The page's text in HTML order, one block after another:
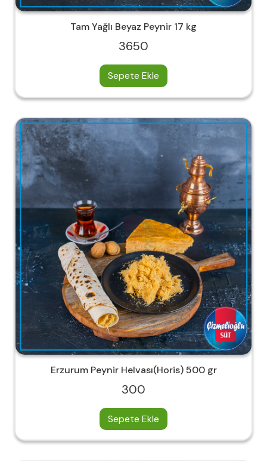
Tam Yağlı Beyaz Peynir 17 kg
3650
Sepete Ekle
Erzurum Peynir Helvası(Horis) 500 gr
300
Sepete Ekle